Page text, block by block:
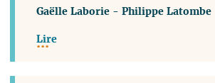
Gaëlle Laborie -Philippe Latombe
Lire